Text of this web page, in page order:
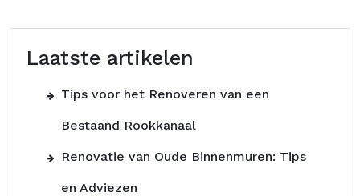
Laatste artikelen
Tips voor het Renoveren van een
Bestaand Rookkanaal
Renovatie van Oude Binnenmuren: Tips
en Adviezen